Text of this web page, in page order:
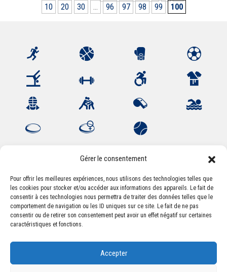
Gérer le consentement
Pour offrir les meilleures expériences, nous utilisons des technologies telles que
les cookies pour stocker et/ou accéder aux informations des appareils. Le fait de
consentir à ces technologies nous permettra de traiter des données telles que le
comportement de navigation ou les ID uniques sur ce site. Le fait de ne pas
consentir ou de retirer son consentement peut avoir un effet négatif sur certaines
caractéristiques et fonctions.
Accepter
10
20 30 … 96 97 98 99 100
Association Sportive Montferrandaise
84, boulevard Léon Jouhaux
CS 80221 - 63021 Clermont-Ferrand Cedex 2
accueil@asm-omnisports.com